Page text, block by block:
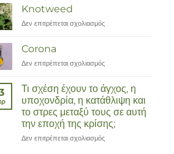
Knotweed
Δεν επιτρέπεται σχολιασμόςστο
Corona
Δεν επιτρέπεται σχολιασμόςστο
Τι σχέση έχουν το άγχος, η
υποχονδρία, η κατάθλιψη και
το στρες μεταξύ τους σε αυτή
την εποχή της κρίσης;
Δεν επιτρέπεται σχολιασμόςστο